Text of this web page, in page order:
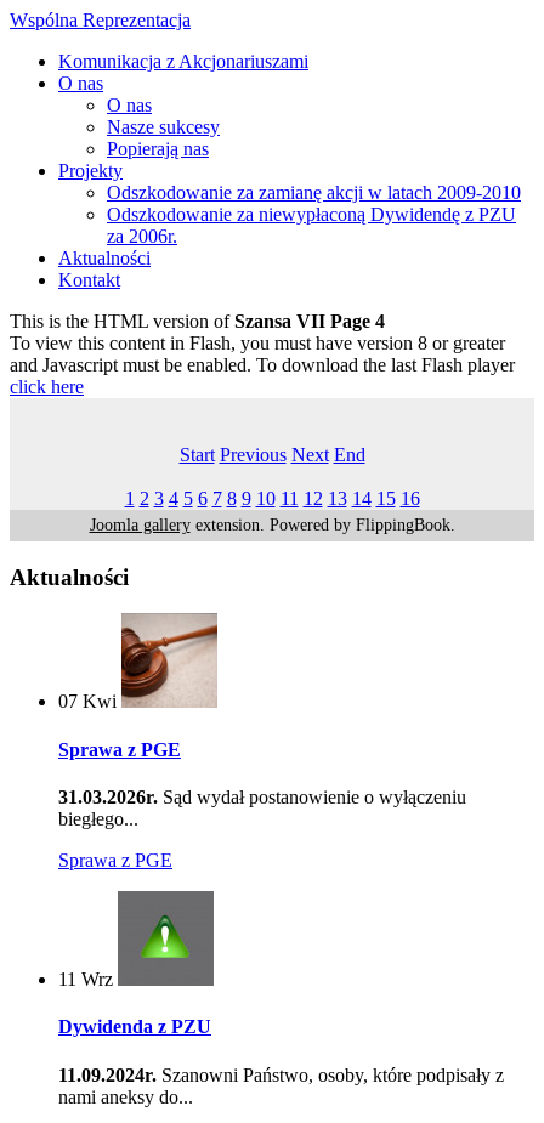
Wspólna Reprezentacja
Komunikacja z Akcjonariuszami
O nas
O nas
Nasze sukcesy
Popierają nas
Projekty
Odszkodowanie za zamianę akcji w latach 2009-2010
Odszkodowanie za niewypłaconą Dywidendę z PZU
za 2006r.
Aktualności
Kontakt
This is the HTML version ofSzansa VII Page 4
To view this content in Flash, you must have version 8 or greater
and Javascript must be enabled. To download the last Flash player
click here
Start Previous Next End
1 2 3 4 5 6 7 8 9 10 11 12 13 14 15 16
Joomla galleryextension. Powered by FlippingBook.
Aktualności
07 Kwi
Sprawa z PGE
31.03.2026r. Sąd wydał postanowienie o wyłączeniu
biegłego...
Sprawa z PGE
11 Wrz
Dywidenda z PZU
11.09.2024r. Szanowni Państwo, osoby, które podpisały z
nami aneksy do...